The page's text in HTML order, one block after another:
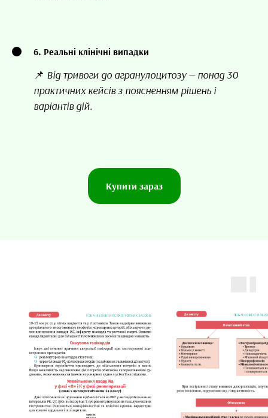
6. Реальні клінічні випадки
📌 Від тривоги до агранулоцитозу — понад 30
практичних кейсів з поясненням рішень і
варіантів дій.
Купити зараз